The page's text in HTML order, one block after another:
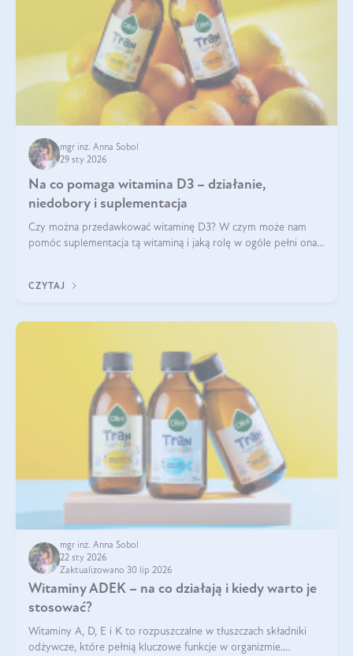
mgr inż. Anna Sobol
29 sty 2026
Na co pomaga witamina D3 – działanie,
niedobory i suplementacja
Czy można przedawkować witaminę D3? W czym może nam
pomóc suplementacja tą witaminą i jaką rolę w ogóle pełni ona
robić?
CZYTAJ
mgr inż. Anna Sobol
22 sty 2026
Zaktualizowano 30 lip 2026
Witaminy ADEK – na co działają i kiedy warto je
stosować?
Witaminy A, D, E i K to rozpuszczalne w tłuszczach składniki
odżywcze, które pełnią kluczowe funkcje w organizmie.